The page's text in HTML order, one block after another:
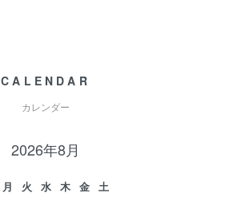
CALENDAR
カレンダー
2026年8月
月 火 水 木 金
土